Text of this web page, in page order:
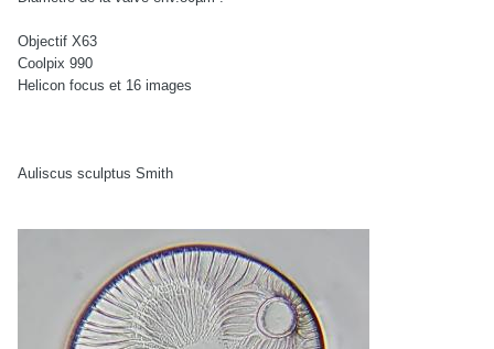
Objectif X63
Coolpix 990
Helicon focus et 16 images
Auliscus sculptus Smith